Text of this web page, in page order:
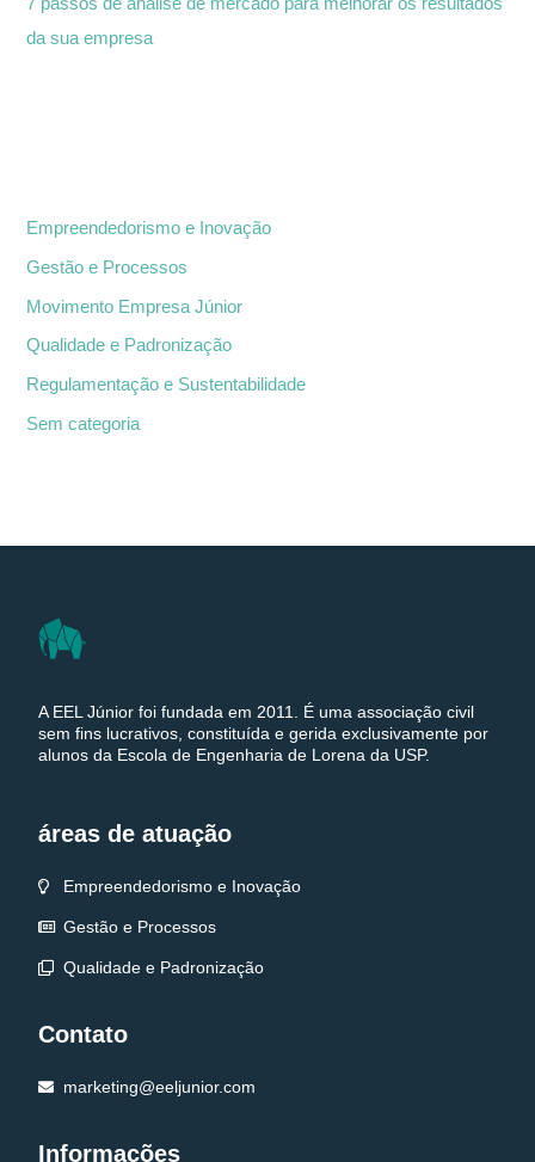
da sua empresa
Empreendedorismo e Inovação
Gestão e Processos
Movimento Empresa Júnior
Qualidade e Padronização
Regulamentação e Sustentabilidade
Sem categoria
A EEL Júnior foi fundada em 2011. É uma associação civil
sem fins lucrativos, constituída e gerida exclusivamente por
alunos da Escola de Engenharia de Lorena da USP.
áreas de atuação
Empreendedorismo e Inovação
Gestão e Processos
Qualidade e Padronização
Contato
marketing@eeljunior.com
Informações